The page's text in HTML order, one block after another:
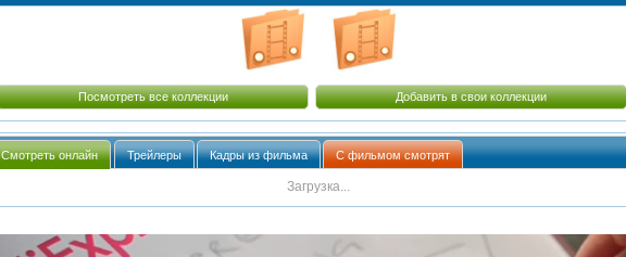
Посмотреть все коллекции Добавить в свои коллекции
Смотреть онлайн Трейлеры Кадры из фильма С фильмом смотрят
Загрузка...